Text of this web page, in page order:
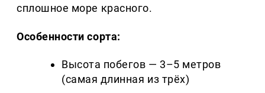
сплошное море красного.
Особенности сорта:
Высота побегов — 3–5 метров
(самая длинная из трёх)